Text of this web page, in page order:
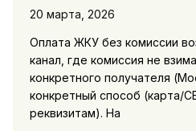
20 марта, 2026
Оплата ЖКУ без комиссии
канал, где комиссия не
конкретного получателя
конкретный способ (карта/
реквизитам). На